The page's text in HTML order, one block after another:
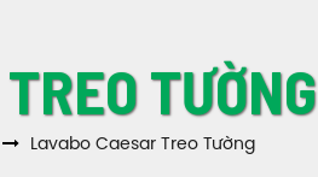
TƯỜNG
Lavabo Caesar Treo Tường